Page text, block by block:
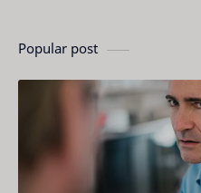
Popular post